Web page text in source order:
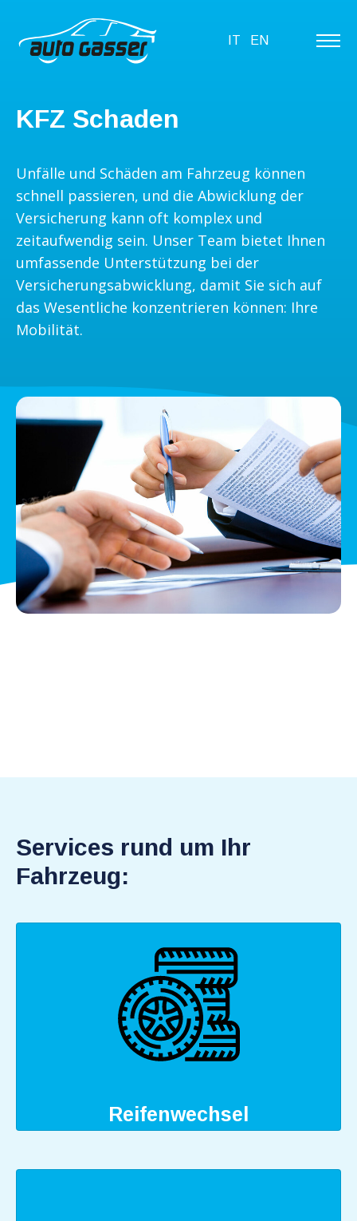
IT EN
KFZ Schaden
Unfälle und Schäden am Fahrzeug können
schnell passieren, und die Abwicklung der
Versicherung kann oft komplex und
zeitaufwendig sein. Unser Team bietet Ihnen
umfassende Unterstützung bei der
Versicherungsabwicklung, damit Sie sich auf
das Wesentliche konzentrieren können: Ihre
Mobilität.
Services rund um Ihr
Fahrzeug:
Reifenwechsel